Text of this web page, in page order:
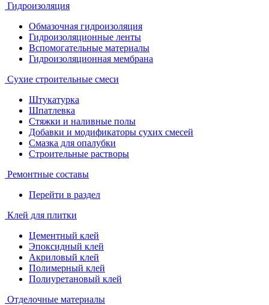
Гидроизоляция
Обмазочная гидроизоляция
Гидроизоляционные ленты
Вспомогательные материалы
Гидроизоляционная мембрана
Сухие строительные смеси
Штукатурка
Шпатлевка
Стяжки и наливные полы
Добавки и модификаторы сухих смесей
Смазка для опалубки
Строительные растворы
Ремонтные составы
Перейти в раздел
Клей для плитки
Цементный клей
Эпоксидный клей
Акриловый клей
Полимерный клей
Полиуретановый клей
Отделочные материалы